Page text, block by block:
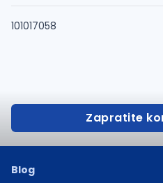
101017058
Zapratite
Blog